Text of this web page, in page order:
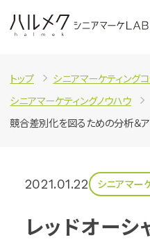
トップ
シニアマーケティング
シニアマーケティングノウハウ
競合差別化を図るための分析＆
2021.01.22 シニアマー
レッドオーシ